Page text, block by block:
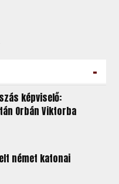
-
képviselő:
Orbán Viktorba
német katonai